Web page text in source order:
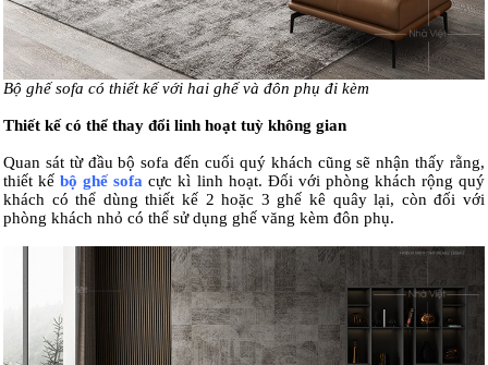
Bộ ghế sofa có thiết kế với hai ghế và đôn phụ đi kèm
Thiết kế có thể thay đổi linh hoạt tuỳ không gian
Quan sát từ đầu bộ sofa đến cuối quý khách cũng sẽ nhận thấy rằng,
thiết kếbộ ghế sofa cực kì linh hoạt. Đối với phòng khách rộng quý
khách có thể dùng thiết kế 2 hoặc 3 ghế kê quây lại, còn đối với
phòng khách nhỏ có thể sử dụng ghế văng kèm đôn phụ.